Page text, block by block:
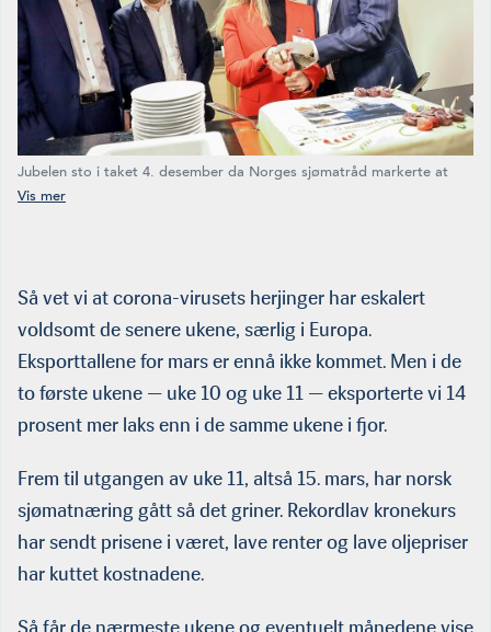
Jubelen sto i taket 4. desember da Norges sjømatråd markerte at
Norge i 2019 hadde passert 100 milliarder kroner i eksportverdi.
statssekretær Roy Angelvik. (Foto: Therese Tande)
Så vet vi at corona-virusets herjinger har eskalert
voldsomt de senere ukene, særlig i Europa.
Eksporttallene for mars er ennå ikke kommet. Men i de
to første ukene — uke 10 og uke 11 — eks­porterte vi 14
prosent mer laks enn i de samme ukene i fjor.
Frem til utgangen av uke 11, altså 15. mars, har norsk
sjømatnæring gått så det griner. Rekordlav kronekurs
har sendt prisene i været, lave renter og lave oljepriser
har kuttet kost­nadene.